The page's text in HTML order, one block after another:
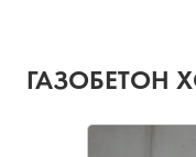
ГАЗОБЕТОН